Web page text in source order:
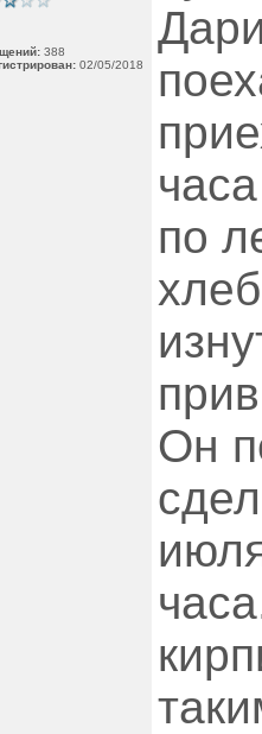
388
02/05/2018
по
Он